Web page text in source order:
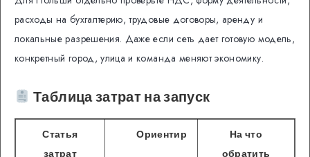
расходы на бухгалтерию, трудовые договоры, аренду и
локальные разрешения. Даже если сеть дает готовую модель,
конкретный город, улица и команда меняют экономику.
Таблица затрат на запуск
Статья
затрат
Ориентир
На что
обратить